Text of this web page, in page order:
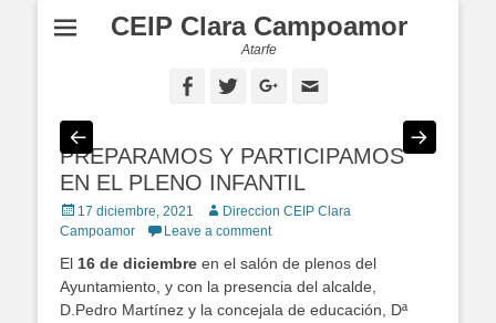
CEIP Clara Campoamor
Atarfe
FacebookTwitterGoogleplus
PREPARAMOS Y PARTICIPAMOS
EN EL PLENO INFANTIL
Posted
on
17 diciembre, 2021 AuthorDireccion CEIP Clara
Campoamor
Leave a comment
El 16 de diciembre en el salón de plenos del
Ayuntamiento, y con la presencia del alcalde,
D.Pedro Martínez y la concejala de educación, Dª